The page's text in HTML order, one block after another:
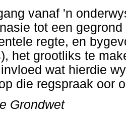
vanaf 'n
tot een
regte, en
het grootliks te
wat hierdie
die regspraak oor
Grondwet